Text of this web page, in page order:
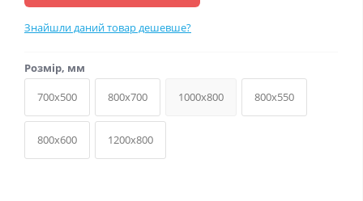
Знайшли даний товар дешевше?
Розмір, мм
700x500
800x700 1000x800 800x550
800x600 1200x800